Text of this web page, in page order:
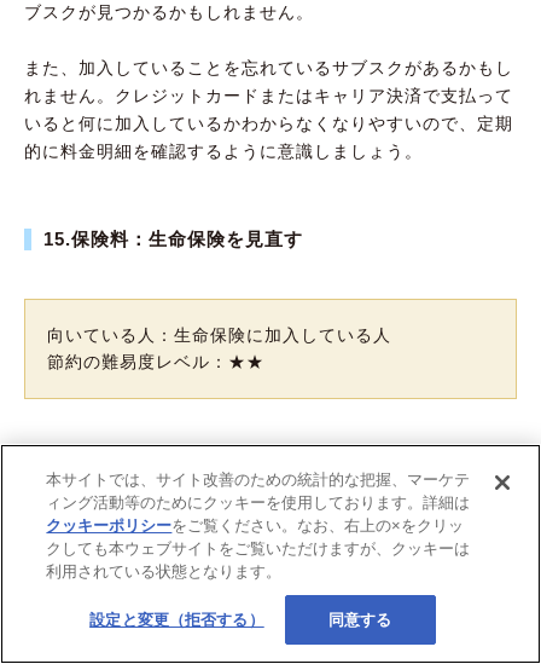
ブスクが見つかるかもしれません。
また、加入していることを忘れているサブスクがあるかもし
れません。クレジットカードまたはキャリア決済で支払って
いると何に加入しているかわからなくなりやすいので、定期
的に料金明細を確認するように意識しましょう。
15.保険料：生命保険を見直す
向いている人：生命保険に加入している人
節約の難易度レベル：★★
ことが大切 です。特にライフステージや家族構成に変化があ
った場合は、見直しのタイミングとされています。その時の
状況に応じた必要な保障となっているかどうかや、保障内容
が似た保険に複数加入していないか、一度加入状況を整理し
本サイトでは、サイト改善のための統計的な把握、マーケテ
ィング活動等のためにクッキーを使用しております。詳細は
クッキーポリシーをご覧ください。なお、右上の×をクリッ
クしても本ウェブサイトをご覧いただけますが、クッキーは
利用されている状態となります。
設定と変更（拒否する） 同意する